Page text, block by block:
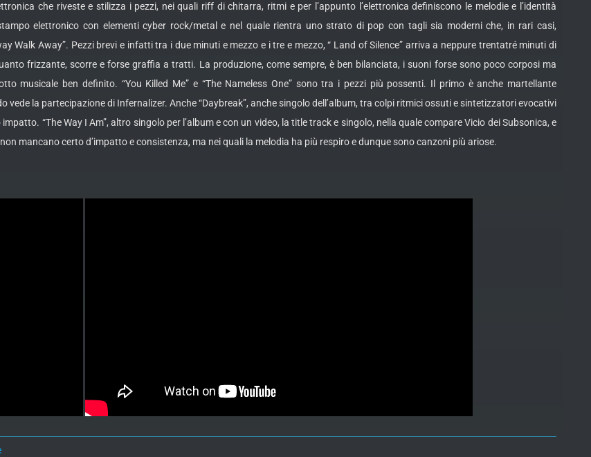
che riveste e stilizza i pezzi, nei quali riff di chitarra, ritmi eper l’appunto l’elettronica definiscono le melodie e l’identità
elettronico con elementi cyber rock/metal e nel quale rientra uno strato di pop con tagli sia moderni che, in rari casi,
Walk Away”. Pezzi brevi e infatti tra i due minuti e mezzo e i tre e mezzo, “ Land of Silence” arriva a neppure trentatré minuti di
frizzante, scorre e forse graffia a tratti. La produzione, come sempre, è ben bilanciata, i suoni forse sono poco corposi ma
musicale ben definito. “You Killed Me” e “The Nameless One” sono tra i pezzi più possenti. Il primo è anche martellante
vede la partecipazione di Infernalizer. Anche “Daybreak”, anche singolo dell’album, tra colpi ritmici ossuti e sintetizzatori evocativi
“The Way I Am”, altro singolo per l’album e con un video, la title track e singolo, nella quale compare Vicio dei Subsonica, e
mancano certo d’impatto e consistenza, ma nei quali la melodia ha più respiro e dunque sono canzoni più ariose.